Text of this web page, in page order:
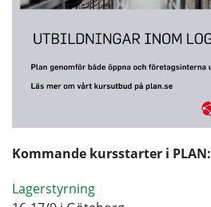
Kommande kursstarter i PLAN:
Lagerstyrning